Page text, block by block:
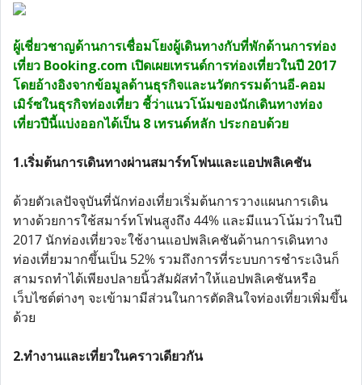
ผู้เชี่ยวชาญด้านการเชื่อมโยงผู้เดินทางกับที่พักด้านการท่อง
เที่ยว Booking.com เปิดเผยเทรนด์การท่องเที่ยวในปี 2017
โดยอ้างอิงจากข้อมูลด้านธุรกิจและนวัตกรรมด้านอี-คอม
เมิร์ซในธุรกิจท่องเที่ยว ชี้ว่าแนวโน้มของนักเดินทางท่อง
เที่ยวปีนี้แบ่งออกได้เป็น 8 เทรนด์หลัก ประกอบด้วย
1.เริ่มต้นการเดินทางผ่านสมาร์ทโฟนและแอปพลิเคชัน
ด้วยตัวเลปัจจุบันที่นักท่องเที่ยวเริ่มต้นการวางแผนการเดิน
ทางด้วยการใช้สมาร์ทโฟนสูงถึง 44% และมีแนวโน้มว่าในปี
2017 นักท่องเที่ยวจะใช้งานแอปพลิเคชันด้านการเดินทาง
ท่องเที่ยวมากขึ้นเป็น 52% รวมถึงการที่ระบบการชำระเงินก็
สามรถทำได้เพียงปลายนิ้วสัมผัสทำให้แอปพลิเคชันหรือ
เว็บไซต์ต่างๆ จะเข้ามามีส่วนในการตัดสินใจท่องเที่ยวเพิ่มขึ้น
ด้วย
2.ทำงานและเที่ยวในคราวเดียวกัน